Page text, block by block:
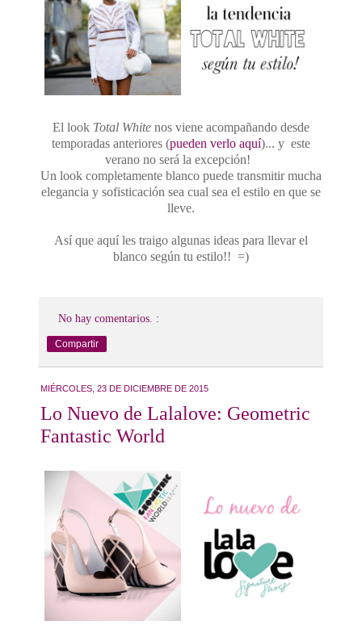
El look Total White nos viene acompañando desde
temporadas anteriores (pueden verlo aquí)... y este
verano no será la excepción!
Un look completamente blanco puede transmitir mucha
elegancia y sofisticación sea cual sea el estilo en que se
lleve.
Así que aquí les traigo algunas ideas para llevar el
blanco según tu estilo!! =)
No hay comentarios. :
Compartir
MIÉRCOLES, 23 DE DICIEMBRE DE 2015
Lo Nuevo de Lalalove: Geometric
Fantastic World